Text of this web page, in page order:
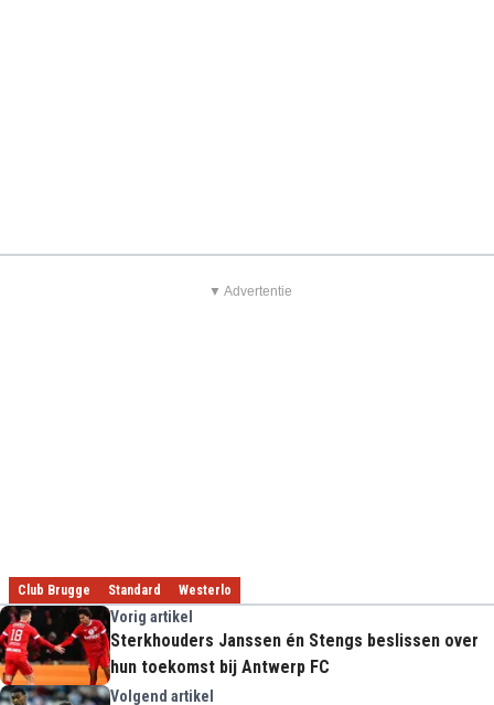
▼ Advertentie
Club Brugge Standard Westerlo
Vorig artikel
Sterkhouders Janssen én Stengs beslissen over
hun toekomst bij Antwerp FC
Volgend artikel